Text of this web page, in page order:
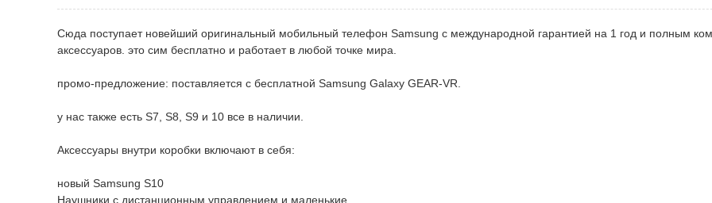
Сюда поступает новейший оригинальный мобильный телефон Samsung с международной гарантией на 1 год и полным
аксессуаров. это сим бесплатно и работает в любой точке мира.
промо-предложение: поставляется с бесплатной Samsung Galaxy GEAR-VR.
у нас также есть S7, S8, S9 и 10 все в наличии.
Аксессуары внутри коробки включают в себя:
новый Samsung S10
Наушники с дистанционным управлением и маленькие